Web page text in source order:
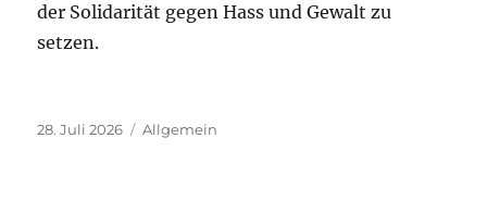
der Solidarität gegen Hass und Gewalt zu
setzen.
Veröffentlicht
28. Juli 2026 Kategorien
Allgemein